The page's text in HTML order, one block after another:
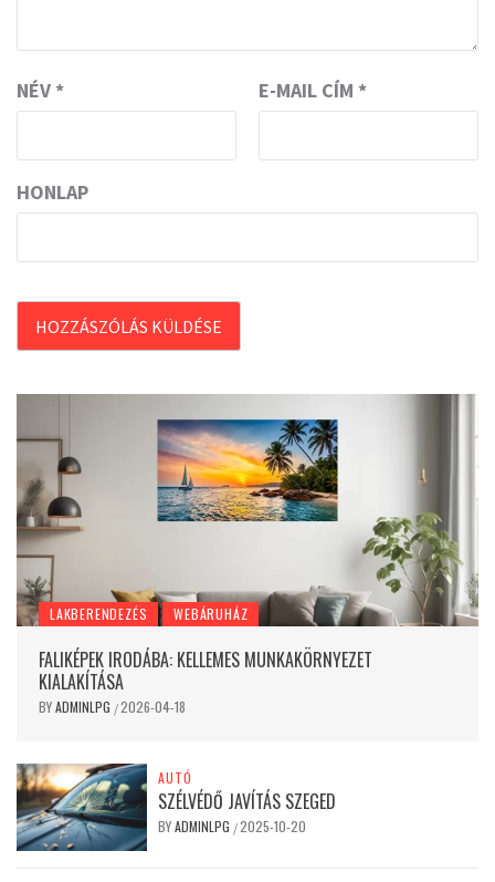
NÉV * E-MAIL CÍM *
HONLAP
LAKBERENDEZÉS WEBÁRUHÁZ
FALIKÉPEK IRODÁBA: KELLEMES MUNKAKÖRNYEZET
KIALAKÍTÁSA
BYADMINLPG /2026-04-18
AUTÓ
SZÉLVÉDŐ JAVÍTÁS SZEGED
BYADMINLPG /2025-10-20